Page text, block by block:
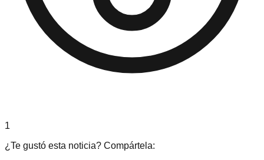
1
¿Te gustó esta noticia? Compártela: